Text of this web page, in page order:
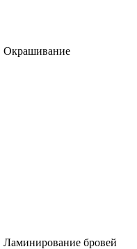
Окрашивание
Ламинирование бровей